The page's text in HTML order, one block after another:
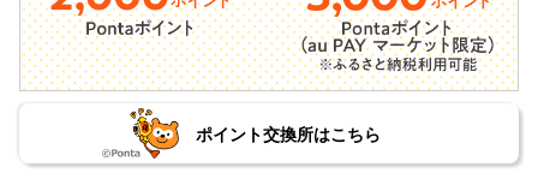
ポイント交換所はこちら